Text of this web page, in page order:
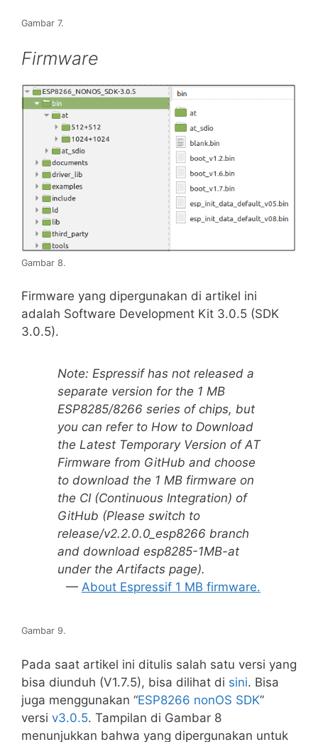
Gambar 7.
Firmware
Gambar 8.
Firmware yang dipergunakan di artikel ini
adalah Software Development Kit 3.0.5 (SDK
3.0.5).
Note: Espressif has not released a
separate version for the 1 MB
ESP8285/8266 series of chips, but
you can refer to How to Download
the Latest Temporary Version of AT
Firmware from GitHub and choose
to download the 1 MB firmware on
the CI (Continuous Integration) of
GitHub (Please switch to
release/v2.2.0.0_esp8266 branch
and download esp8285-1MB-at
under the Artifacts page).
About Espressif 1 MB firmware.
Gambar 9.
Pada saat artikel ini ditulis salah satu versi yang
bisa diunduh (V1.7.5), bisa dilihat di sini. Bisa
juga menggunakan “ESP8266 nonOS SDK”
versi v3.0.5. Tampilan di Gambar 8
menunjukkan bahwa yang dipergunakan untuk